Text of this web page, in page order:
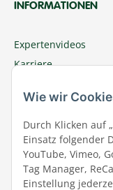
INFORMATIONEN
Expertenvideos
Karriere
Zu Megazoo Shop
Sommeraktion
Terminal
Tierwohl
Datenschutz
Wie wir
Durch Klicken auf
Einsatz folgender
YouTube, Vimeo,
Tag Manager,
Einstellung